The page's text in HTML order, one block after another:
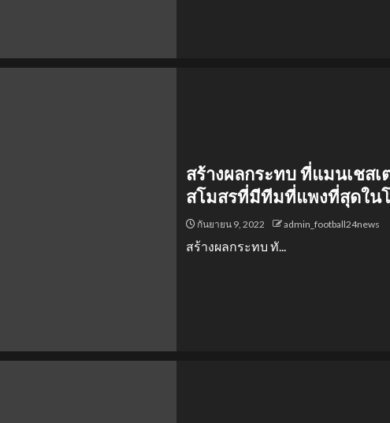
สร้างผลกระทบ ที่แมนเชส
สโมสรที่มีทีมที่แพงที่สุดใน
กันยายน 9, 2022 admin_football24news
สร้างผลกระทบ ทั...